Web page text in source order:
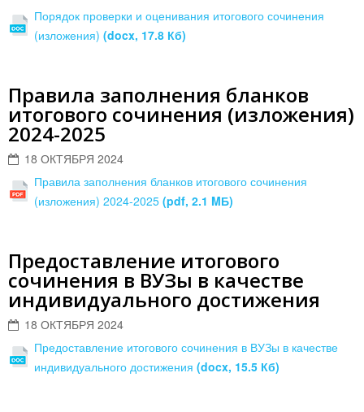
Порядок проверки и оценивания итогового сочинения
(изложения) (docx, 17.8 Кб)
Правила заполнения бланков
итогового сочинения (изложения)
2024-2025
18 ОКТЯБРЯ 2024
Правила заполнения бланков итогового сочинения
(изложения) 2024-2025 (pdf, 2.1 MБ)
Предоставление итогового
сочинения в ВУЗы в качестве
индивидуального достижения
18 ОКТЯБРЯ 2024
Предоставление итогового сочинения в ВУЗы в качестве
индивидуального достижения (docx, 15.5 Кб)